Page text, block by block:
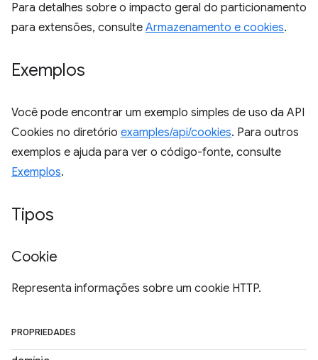
Para detalhes sobre o impacto geral do particionamento
para extensões, consulte Armazenamento e cookies.
Exemplos
Você pode encontrar um exemplo simples de uso da API
Cookies no diretório examples/api/cookies. Para outros
exemplos e ajuda para ver o código-fonte, consulte
Exemplos.
Tipos
Cookie
Representa informações sobre um cookie HTTP.
PROPRIEDADES